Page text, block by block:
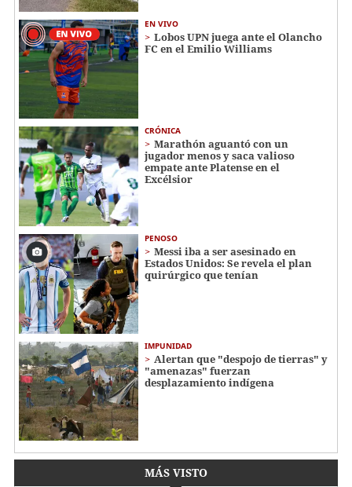
EN VIVO
Lobos UPN juega ante el Olancho
FC en el Emilio Williams
CRÓNICA
Marathón aguantó con un
jugador menos y saca valioso
empate ante Platense en el
Excélsior
PENOSO
Messi iba a ser asesinado en
Estados Unidos: Se revela el plan
quirúrgico que tenían
IMPUNIDAD
Alertan que "despojo de tierras" y
"amenazas" fuerzan
desplazamiento indígena
MÁS VISTO